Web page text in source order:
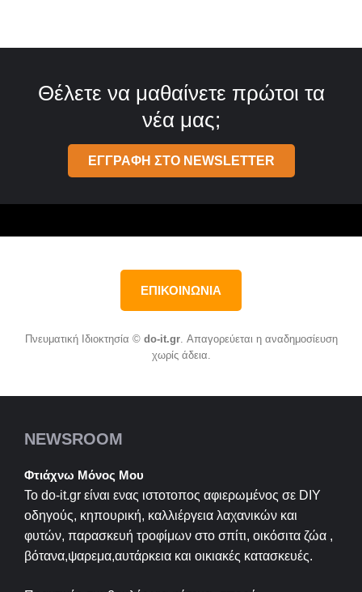
Θέλετε να μαθαίνετε πρώτοι τα
νέα μας;
ΕΓΓΡΑΦΗ ΣΤΟ NEWSLETTER
ΕΠΙΚΟΙΝΩΝΙΑ
Πνευματική Ιδιοκτησία © do-it.gr. Απαγορεύεται η αναδημοσίευση
χωρίς άδεια.
NEWSROOM
Φτιάχνω Μόνος Μου
Το do-it.gr είναι ενας ιστοτοπος αφιερωμένος σε DIY
οδηγούς, κηπουρική, καλλιέργεια λαχανικών και
φυτών, παρασκευή τροφίμων στο σπίτι, οικόσιτα ζώα ,
βότανα,ψαρεμα,αυτάρκεια και οικιακές κατασκευές.